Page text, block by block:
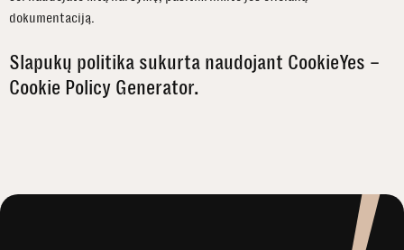
dokumentaciją.
Slapukų politika sukurta naudojant CookieYes –
Cookie Policy Generator.